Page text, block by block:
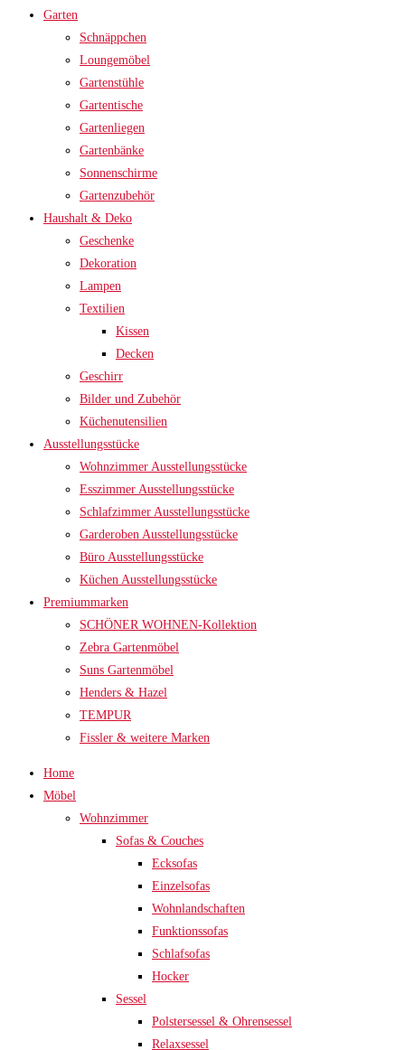
Garten
Schnäppchen
Loungemöbel
Gartenstühle
Gartentische
Gartenliegen
Gartenbänke
Sonnenschirme
Gartenzubehör
Haushalt & Deko
Geschenke
Dekoration
Lampen
Textilien
Kissen
Decken
Geschirr
Bilder und Zubehör
Küchenutensilien
Ausstellungsstücke
Wohnzimmer Ausstellungsstücke
Esszimmer Ausstellungsstücke
Schlafzimmer Ausstellungsstücke
Garderoben Ausstellungsstücke
Büro Ausstellungsstücke
Küchen Ausstellungsstücke
Premiummarken
SCHÖNER WOHNEN-Kollektion
Zebra Gartenmöbel
Suns Gartenmöbel
Henders & Hazel
TEMPUR
Fissler & weitere Marken
Home
Möbel
Wohnzimmer
Sofas & Couches
Ecksofas
Einzelsofas
Wohnlandschaften
Funktionssofas
Schlafsofas
Hocker
Sessel
Polstersessel & Ohrensessel
Relaxsessel